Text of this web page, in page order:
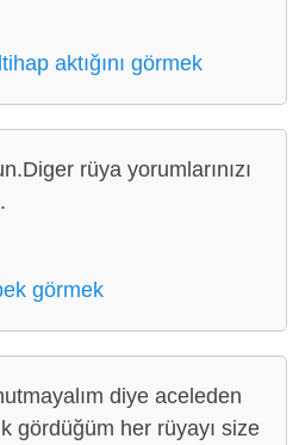
aktığını görmek
rüya yorumlarınızı
görmek
diye aceleden
gördüğüm her rüyayı size